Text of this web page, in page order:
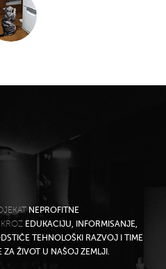
NEPROFITNE
EDUKACIJU, INFORMISANJE,
TEHNOLOŠKI RAZVOJ I TIME
ZA ŽIVOT U NAŠOJ ZEMLJI.